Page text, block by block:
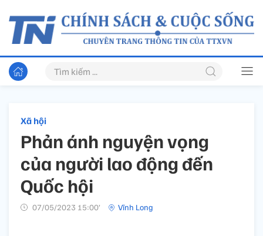
Xã hội
Phản ánh nguyện vọng
của người lao động đến
Quốc hội
07/05/2023 15:00’ Vĩnh Long